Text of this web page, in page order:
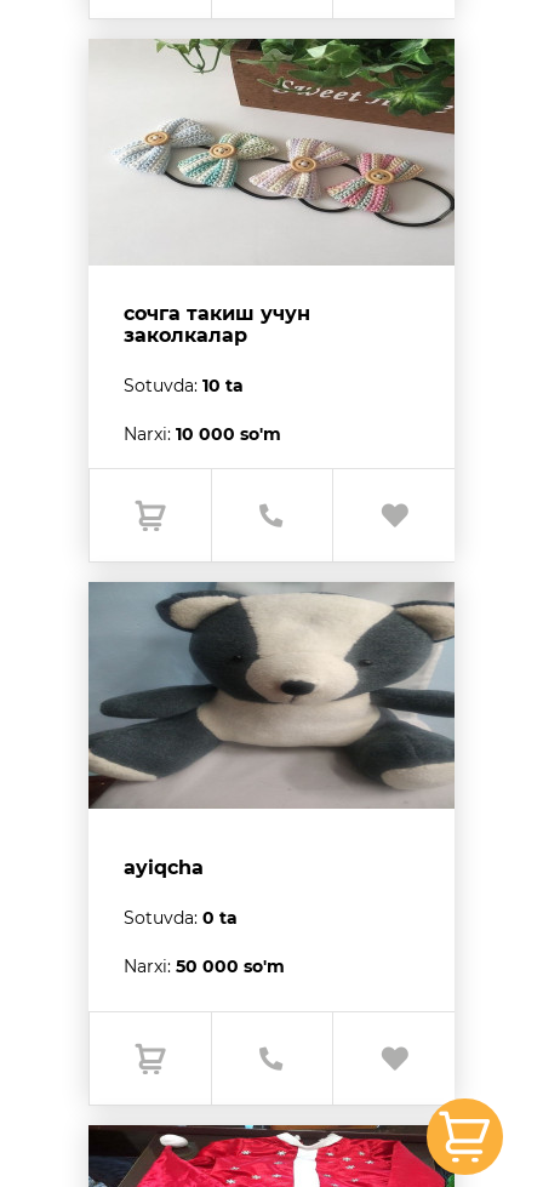
сочга такиш учун
заколкалар
Sotuvda: 10 ta
Narxi: 10 000 so'm
ayiqcha
Sotuvda: 0 ta
Narxi: 50 000 so'm